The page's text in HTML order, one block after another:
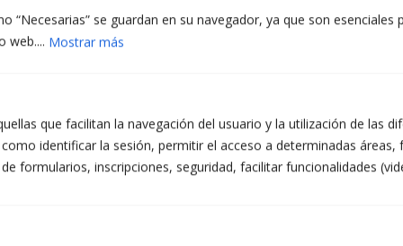
“Necesarias” se guardan en su navegador, ya que son esenciales
web.... Mostrar más
que facilitan la navegación del usuario y la utilización de las
identificar la sesión, permitir el acceso a determinadas áreas,
formularios, inscripciones, seguridad, facilitar funcionalidades
camp
buit.
Franja de contacte preferida (obligatori)